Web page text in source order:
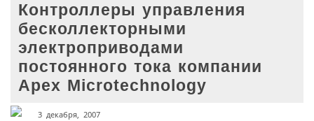
Контроллеры управления
бесколлекторными
электроприводами
постоянного тока компании
Apex Microtechnology
3 декабря, 2007